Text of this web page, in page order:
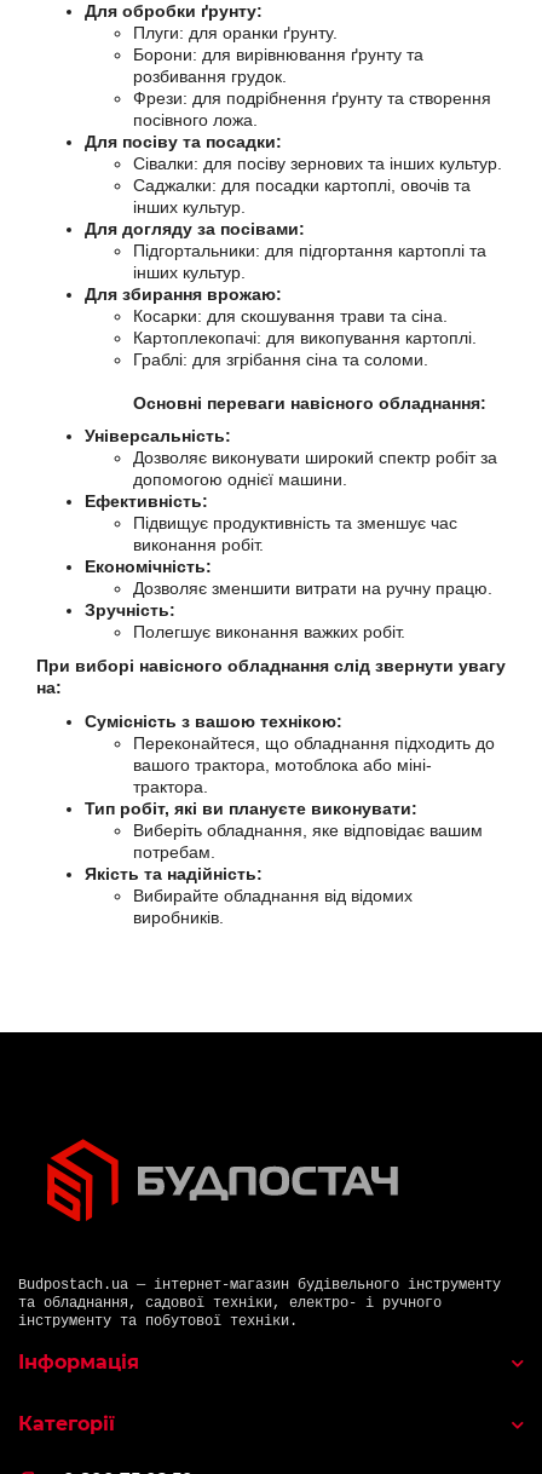
Для обробки ґрунту:
Плуги: для оранки ґрунту.
Борони: для вирівнювання ґрунту та
розбивання грудок.
Фрези: для подрібнення ґрунту та створення
посівного ложа.
Для посіву та посадки:
Сівалки: для посіву зернових та інших культур.
Саджалки: для посадки картоплі, овочів та
інших культур.
Для догляду за посівами:
Підгортальники: для підгортання картоплі та
інших культур.
Для збирання врожаю:
Косарки: для скошування трави та сіна.
Картоплекопачі: для викопування картоплі.
Граблі: для згрібання сіна та соломи.
Основні переваги навісного обладнання:
Універсальність:
Дозволяє виконувати широкий спектр робіт за
допомогою однієї машини.
Ефективність:
Підвищує продуктивність та зменшує час
виконання робіт.
Економічність:
Дозволяє зменшити витрати на ручну працю.
Зручність:
Полегшує виконання важких робіт.
При виборі навісного обладнання слід звернути увагу
на:
Сумісність з вашою технікою:
Переконайтеся, що обладнання підходить до
вашого трактора, мотоблока або міні-
трактора.
Тип робіт, які ви плануєте виконувати:
Виберіть обладнання, яке відповідає вашим
потребам.
Якість та надійність:
Вибирайте обладнання від відомих
виробників.
Budpostach.ua — інтернет-магазин будівельного інструменту
та обладнання, садової техніки, електро- і ручного
інструменту та побутової техніки.
Інформація
Категорії